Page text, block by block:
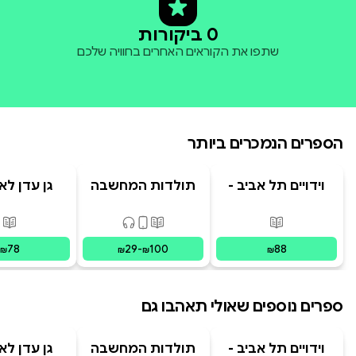
0 ביקורות
שתפו את הקוראים האחרים בחוויה שלכם
הספרים הנמכרים ביותר
וידויים תל אביב -
פורמטים זמינים
מודפס
₪88
תולדות המחשבה
פורמטים זמינים
מודפס,
₪29-₪100
גן עדן
₪78
ספרים נוספים שאולי תאהבו גם
וידויים תל אביב - תולדות המחשבה גן עדן